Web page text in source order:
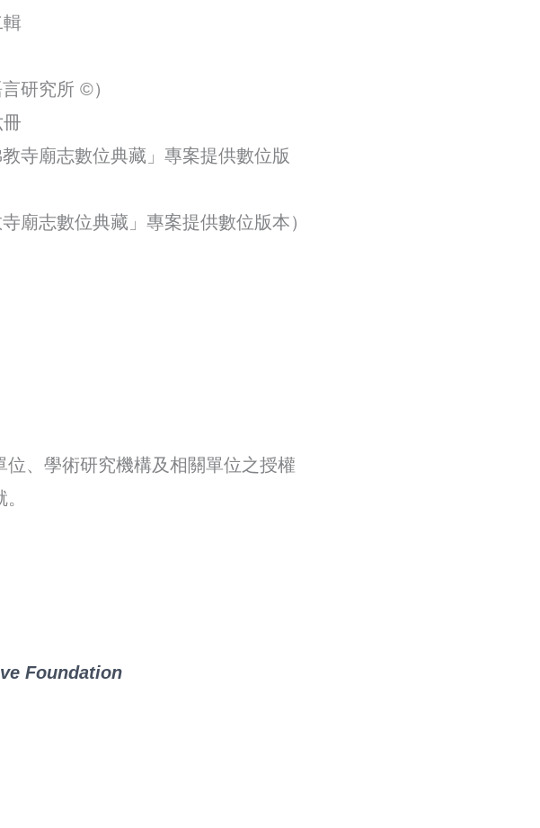
研究所 ©）
寺廟志數位典藏」專案提供數位版
廟志數位典藏」專案提供數位版本）
、學術研究機構及相關單位之授權
Foundation